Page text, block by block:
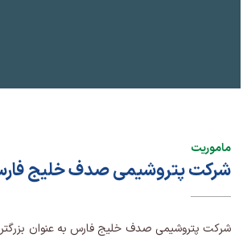
ماموریت
شرکت پتروشیمی صدف خلیج
شرکت پتروشیمی صدف خلیج فارس به عنوان